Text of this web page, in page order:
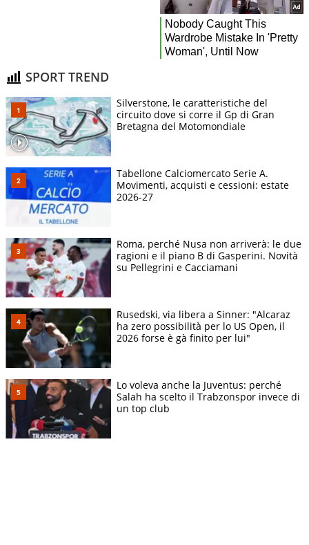
SPORT TREND
Silverstone, le caratteristiche del
circuito dove si corre il Gp di Gran
Bretagna del Motomondiale
Tabellone Calciomercato Serie A.
Movimenti, acquisti e cessioni: estate
2026-27
Roma, perché Nusa non arriverà: le due
ragioni e il piano B di Gasperini. Novità
su Pellegrini e Cacciamani
Rusedski, via libera a Sinner: "Alcaraz
ha zero possibilità per lo US Open, il
2026 forse è gà finito per lui"
Lo voleva anche la Juventus: perché
Salah ha scelto il Trabzonspor invece di
un top club